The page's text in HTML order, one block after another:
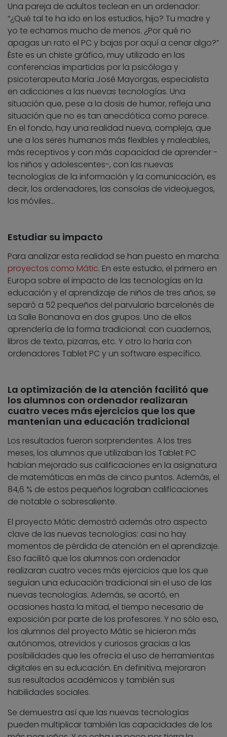
Una pareja de adultos teclean en un ordenador:
“¿Qué tal te ha ido en los estudios, hijo? Tu madre y
yo te echamos mucho de menos. ¿Por qué no
apagas un rato el PC y bajas por aquí a cenar algo?”
Éste es un chiste gráfico, muy utilizado en las
conferencias impartidas por la psicóloga y
psicoterapeuta María José Mayorgas, especialista
en adicciones a las nuevas tecnologías. Una
situación que, pese a la dosis de humor, refleja una
situación que no es tan anecdótica como parece.
En el fondo, hay una realidad nueva, compleja, que
une a los seres humanos más flexibles y maleables,
más receptivos y con más capacidad de aprender -
los niños y adolescentes-, con las nuevas
tecnologías de la información y la comunicación, es
decir, los ordenadores, las consolas de videojuegos,
los móviles…
Estudiar su impacto
Para analizar esta realidad se han puesto en marcha
proyectos como Mátic. En este estudio, el primero en
Europa sobre el impacto de las tecnologías en la
educación y el aprendizaje de niños de tres años, se
separó a 52 pequeños del parvulario barcelonés de
La Salle Bonanova en dos grupos. Uno de ellos
aprendería de la forma tradicional: con cuadernos,
libros de texto, pizarras, etc. Y otro lo haría con
ordenadores Tablet PC y un software específico.
La optimización de la atención facilitó que
los alumnos con ordenador realizaran
cuatro veces más ejercicios que los que
mantenían una educación tradicional
Los resultados fueron sorprendentes. A los tres
meses, los alumnos que utilizaban los Tablet PC
habían mejorado sus calificaciones en la asignatura
de matemáticas en más de cinco puntos. Además, el
84,6 % de estos pequeños lograban calificaciones
de notable o sobresaliente.
El proyecto Mátic demostró además otro aspecto
clave de las nuevas tecnologías: casi no hay
momentos de pérdida de atención en el aprendizaje.
Eso facilitó que los alumnos con ordenador
realizaran cuatro veces más ejercicios que los que
seguían una educación tradicional sin el uso de las
nuevas tecnologías. Además, se acortó, en
ocasiones hasta la mitad, el tiempo necesario de
exposición por parte de los profesores. Y no sólo eso,
los alumnos del proyecto Mátic se hicieron más
autónomos, atrevidos y curiosos gracias a las
posibilidades que les ofrecía el uso de herramientas
digitales en su educación. En definitiva, mejoraron
sus resultados académicos y también sus
habilidades sociales.
Se demuestra así que las nuevas tecnologías
pueden multiplicar también las capacidades de los